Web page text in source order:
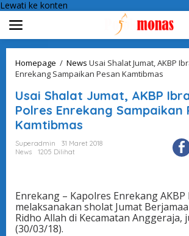
Lewati ke konten
Homepage / News Usai Shalat Jumat, AKBP
Enrekang Sampaikan Pesan Kamtibmas
Usai Shalat Jumat, AKBP
Polres Enrekang Sampaikan
Kamtibmas
Superadmin
31 Maret 2018
News
1205 Dilihat
Enrekang – Kapolres Enrekang AKBP
melaksanakan sholat Jumat
Ridho Allah di Kecamatan Anggeraja,
(30/03/18).